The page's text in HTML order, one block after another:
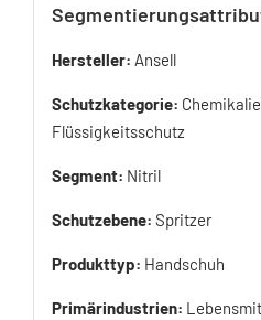
Hersteller: Ansell
Schutzkategorie:
Flüssigkeitsschutz
Segment: Nitril
Schutzebene: Spritzer
Produkttyp: Handschuh
Primärindustrien: